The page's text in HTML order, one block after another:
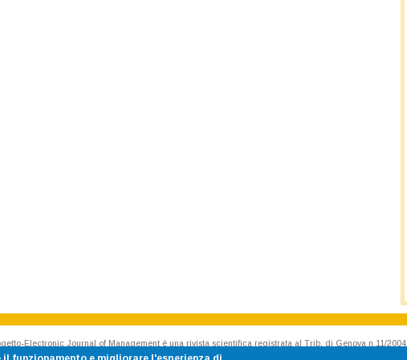
Electronic Journal of Management è una rivista scientifica registrata al Trib. di Genova n.11/2004
Rivista accreditata AIDEA - Accademia Italiana di Economia Aziendale